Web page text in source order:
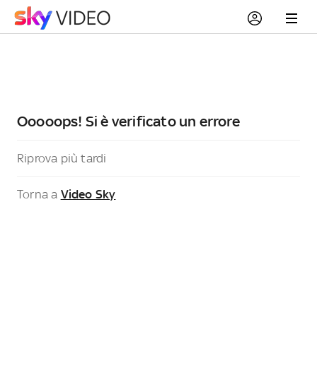
Ooooops! Si è verificato un errore
Riprova più tardi
Torna a Video Sky